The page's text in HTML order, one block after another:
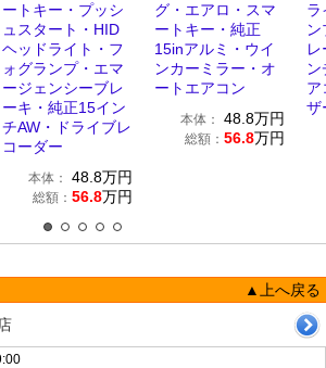
ートキー・プッシ
ュスタート・HID
ヘッドライト・フ
ォグランプ・エマ
ージェンシーブレ
ーキ・純正15イン
チAW・ドライブレ
コーダー
本体： 48.8万円
総額： 56.8万円
グ・エアロ・スマ
ートキー・純正
15inアルミ・ウイ
ンカーミラー・オ
ートエアコン
本体： 48.8万円
総額： 56.8万円
ラ
ア
ザ
▲上へ戻る